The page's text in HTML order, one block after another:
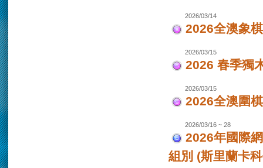
2026/03/14
2026全澳象
2026/03/15
2026 春季獨
2026/03/15
2026全澳圍
2026/03/16 ~ 28
2026年國際
組別 (斯里蘭卡